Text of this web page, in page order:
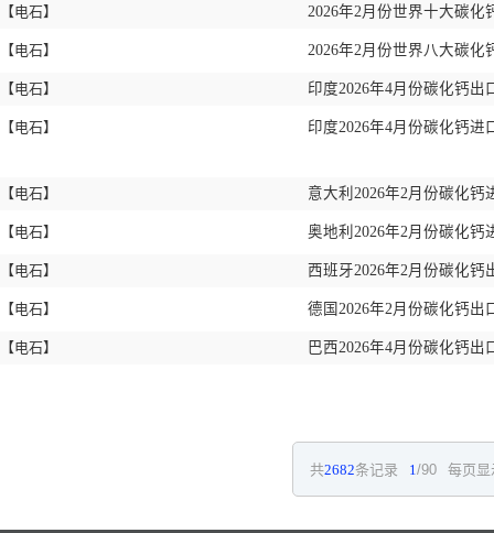
【电石】
【电石】
【电石】
【电石】
【电石】
【电石】
【电石】
【电石】
【电石】
2026年2月份世界十大碳化
2026年2月份世界八大碳化
印度2026年4月份碳化钙出
印度2026年4月份碳化钙进
意大利2026年2月份碳化
奥地利2026年2月份碳化钙
西班牙2026年2月份碳化
德国2026年2月份碳化钙出
巴西2026年4月份碳化钙
共2682条记录 1/90 每页显